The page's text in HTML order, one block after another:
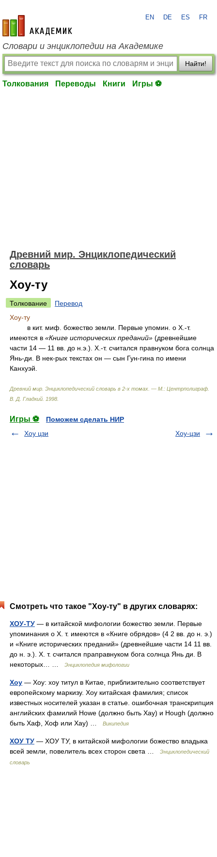
academic.ru
EN DE ES FR
Словари и энциклопедии на Академике
Найти!
Толкования Переводы Книги Игры ⚽
Древний мир. Энциклопедический
словарь
Хоу-ту
Толкование
Перевод
Хоу-ту
в кит. миф. божество земли. Первые упомин. о Х.-т.
имеются в «Книге исторических преданий» (древнейшие
части 14 — 11 вв. до н.э.). Х.-т. считался правнуком бога солнца
Янь-ди. В нек-рых текстах он — сын Гун-гина по имени
Канхуэй.
Древний мир. Энциклопедический словарь в 2-х томах. — М.: Центрполиграф
В. Д. Гладкий 1998
Игры ⚽
Поможем сделать НИР
Хоу цзи
Хоу-цзи
Смотреть что такое "Хоу-ту" в других словарях:
ХОУ-ТУ — в китайской мифологии божество земли. Первые
упоминания о Х. т. имеются в «Книге обрядов» (4 2 вв. до н. э.)
и «Книге исторических преданий» (древнейшие части 14 11 вв.
до н. э.). Х. т. считался праправнуком бога солнца Янь ди. В
некоторых… …
Энциклопедия мифологии
Хоу — Хоу: хоу титул в Китае, приблизительно соответствует
европейскому маркизу. Хоу китайская фамилия; список
известных носителей указан в статье. ошибочная транскрипция
английских фамилий Howe (должно быть Хау) и Hough (должно
быть Хаф, Хоф или Хау) …
Википедия
ХОУ ТУ — ХОУ ТУ, в китайской мифологии божество владыка
всей земли, повелитель всех сторон света …
Энциклопедический
словарь